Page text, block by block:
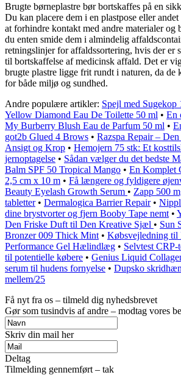
Brugte børneplastre bør bortskaffes på en
Du kan placere dem i en plastpose eller
at forhindre kontakt med andre materialer og
du enten smide dem i almindelig
retningslinjer for affaldssortering, hvis der er
til bortskaffelse af medicinsk affald. Det er
brugte plastre ligge frit rundt i naturen, da de
for både miljø og sundhed.
Andre populære artikler: Spejl med Sugekop
Yellow Diamond Eau De Toilette 50 ml • En
My Burberry Blush Eau de Parfum 50 ml •
got2b Glued 4 Brows • Razspa Repair –
Ansigt og Krop • Hemojern 75 stk: Et
jernoptagelse • Sådan vælger du det bedste
Balm SPF 50 Tropical Mango • En Komplet
2,5 cm x 10 m • Få længere og fyldigere
Beauty Eyelash Growth Serum • Zapp 500
tabletter• Dermalogica Barrier Repair•
dine brystvorter og fjern Booby Tape nemt •
Den Friske Duft til Den Kreative Sjæl • Sun
Bronzer 009 Thick Mint • Købsvejledning til
Performance Gel Hælindlæg • Selvtest
til potentielle købere • Genius Liquid
serum til hudens fornyelse • Dupsko
mellem/25
Få nyt fra os – tilmeld dig nyhedsbrevet
Gør som tusindvis af andre – modtag vores
Skriv din mail her
Deltag
Tilmelding gennemført – tak